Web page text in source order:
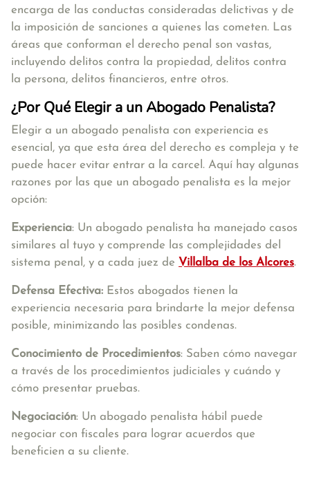
encarga de las conductas consideradas delictivas y de
la imposición de sanciones a quienes las cometen. Las
áreas que conforman el derecho penal son vastas,
incluyendo delitos contra la propiedad, delitos contra
la persona, delitos financieros, entre otros.
¿Por Qué Elegir a un Abogado Penalista?
Elegir a un abogado penalista con experiencia es
esencial, ya que esta área del derecho es compleja y te
puede hacer evitar entrar a la carcel. Aquí hay algunas
razones por las que un abogado penalista es la mejor
opción:
Experiencia: Un abogado penalista ha manejado casos
similares al tuyo y comprende las complejidades del
sistema penal, y a cada juez de Villalba de los Alcores.
Defensa Efectiva: Estos abogados tienen la
experiencia necesaria para brindarte la mejor defensa
posible, minimizando las posibles condenas.
Conocimiento de Procedimientos: Saben cómo navegar
a través de los procedimientos judiciales y cuándo y
cómo presentar pruebas.
Negociación: Un abogado penalista hábil puede
negociar con fiscales para lograr acuerdos que
beneficien a su cliente.